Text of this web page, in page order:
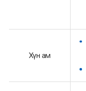
Хүн ам